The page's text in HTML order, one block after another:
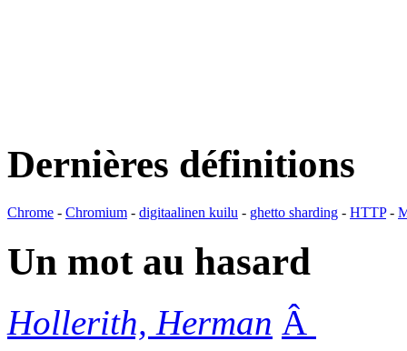
Dernières définitions
Chrome - Chromium - digitaalinen kuilu - ghetto sharding - HTTP-
Un mot au hasard
Hollerith, Herman Â